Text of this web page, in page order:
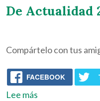
25-
De Actualidad
Compártelo con tus
FACEBOOK
Lee más